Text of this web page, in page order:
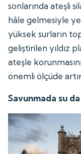
sonlarında ateşli
hâle gelmesiyle
yüksek surların
geliştirilen yıldız
ateşle
önemli ölçüde
Savunmada su